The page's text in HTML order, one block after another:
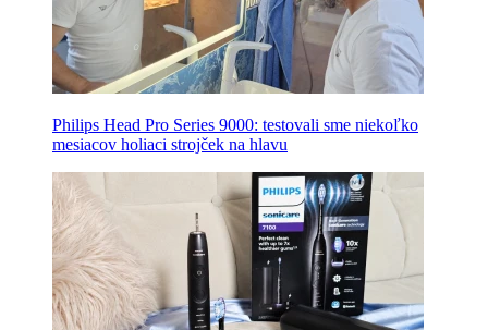
Philips Head Pro Series 9000: testovali sme niekoľko
mesiacov holiaci strojček na hlavu